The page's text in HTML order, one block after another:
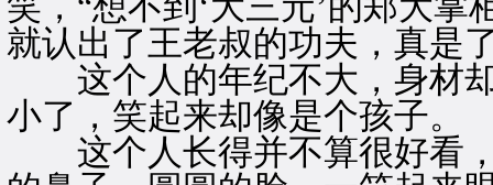
就认出了王老叔的功夫，真是
这个人的年纪不大，身材却
小了，笑起来却像是个孩子。
这个人长得并不算很好看，